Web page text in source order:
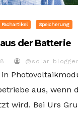
Fachartikel Speicherung
der Batterie
@solar_blogger
aus, wenn
wird. Bei Urs